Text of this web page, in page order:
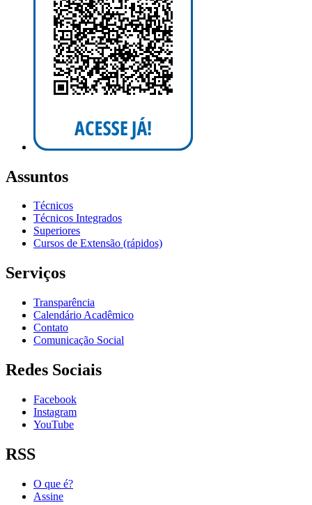
Assuntos
Técnicos
Técnicos Integrados
Superiores
Cursos de Extensão (rápidos)
Serviços
Transparência
Calendário Acadêmico
Contato
Comunicação Social
Redes Sociais
Facebook
Instagram
YouTube
RSS
O que é?
Assine